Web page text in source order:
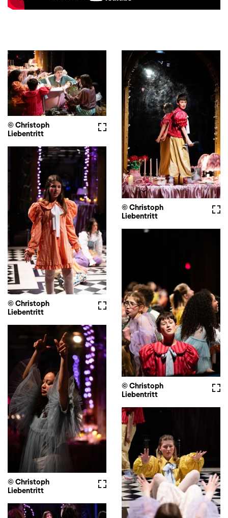
Vollbild
© Christoph
Liebentritt
© Christoph
Liebentritt
Vollbild
© Christoph
Liebentritt
© Christoph
Liebentritt
Vollbild
© Christoph
Liebentritt